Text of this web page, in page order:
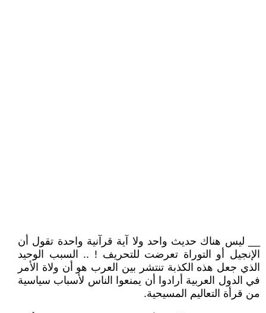
__ ليس هناك حديث واحد ولا آية قرآنية واحدة تقول أن
الإنجيل أو التوراة تعرضت للتحريف ! .. السبب الوحيد
الذي جعل هذه الكذبة تنتشر بين العرب هو أن ولاة الأمر
في الدول العربية أرادوا أن يمنعوا الناس لأسباب سياسية
من قرأة التعاليم المسيحية.